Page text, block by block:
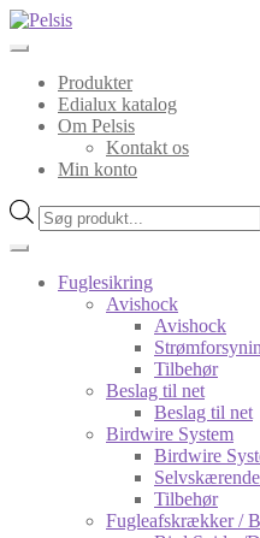
Spring
Spring
Produkter
Edialux katalog
Om Pelsis
Kontakt os
Min konto
Products
search
Fuglesikring
Avishock
Avishock
Tilbehør
Beslag til net
Beslag til net
Birdwire System
Birdwire
Tilbehør
Fugleafskrækker /